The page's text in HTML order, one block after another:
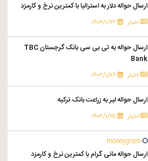
ارسال حواله دلار به استرالیا با کمترین نرخ و کارمزد
اخبار ۱۴۰۳/۱/۲۶
ارسال حواله به تی بی سی بانک گرجستان TBC
Bank
اخبار ۱۴۰۳/۱/۲۶
ارسال حواله لیر به زراعت بانک ترکیه
اخبار ۱۴۰۳/۱/۲۵
moneygram
ارسال حواله مانی گرام با کمترین نرخ و کارمزد